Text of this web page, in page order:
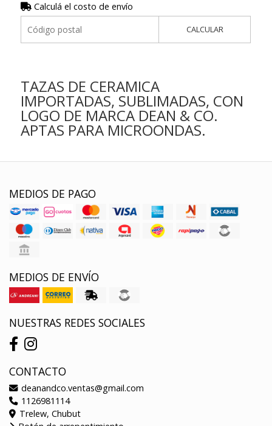
Calculá el costo de envío
CALCULAR
TAZAS DE CERAMICA
IMPORTADAS, SUBLIMADAS, CON
LOGO DE MARCA DEAN & CO.
APTAS PARA MICROONDAS.
MEDIOS DE PAGO
MEDIOS DE ENVÍO
NUESTRAS REDES SOCIALES
CONTACTO
deanandco.ventas@gmail.com
1126981114
Trelew, Chubut